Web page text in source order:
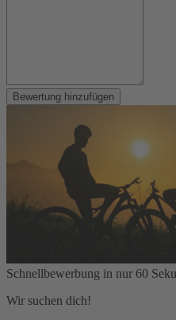
Bewertung hinzufügen
Schnellbewerbung in nur 60
Wir suchen dich!